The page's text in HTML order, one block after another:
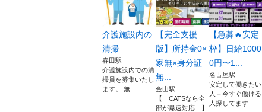
介護施設内の
清掃
春田駅
介護施設内での清
掃員を募集いたし
ます。 無...
【完全支援
版】所持金0×
家無×身分証
無...
金山駅
【 CATSなら全
部が爆速対応 】
【急募🔥安定
枠】日給1000
0円〜1...
名古屋駅
安定して働きたい
人＋今すぐ働ける
人探してます...